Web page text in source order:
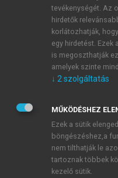
JELSZÓ ÚJRA
Kérek értesítést a
Kérek értesítést az
Adatkezelési
veszem és elfogadom.
Általános vásárlási
mersz.huoldalak
tudomásul veszem és
tevékenységét. Az
hirdetők
korlátozhatják,
egy hirdetést. Ezek
is megoszthatják
amelyek szinte
↓ 2 szolgáltatás
MŰKÖDÉSHEZ
Ezek a sütik
böngészéshez,a
nem tilthatják le
tartoznak többek
kezelő sütik.